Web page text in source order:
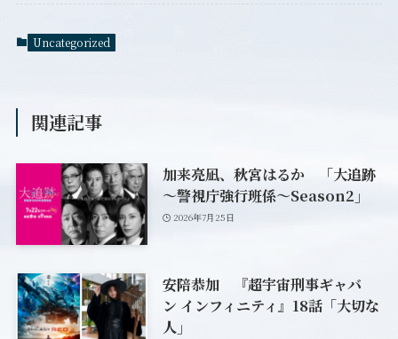
Uncategorized
関連記事
加来亮凪、秋宮はるか 「大追跡
～警視庁強行班係～Season2」
2026年7月25日
安陪恭加 『超宇宙刑事ギャバ
ン インフィニティ』18話「大切な
人」